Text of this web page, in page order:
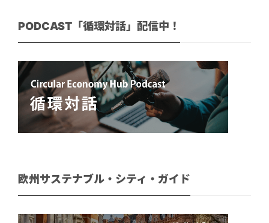
PODCAST「循環対話」配信中！
欧州サステナブル・シティ・ガイド